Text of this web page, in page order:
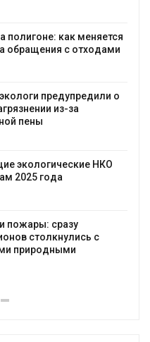
полигоне: как меняется
обращения с отходами
предупредили о
из-за
пены
экологические НКО
2025 года
пожары: сразу
столкнулись с
природными